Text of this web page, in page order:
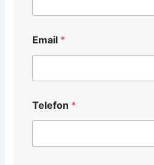
Email *
Telefon *